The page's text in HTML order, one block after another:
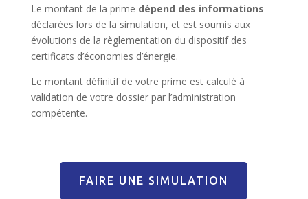
Le montant de la prime dépend des informations
déclarées lors de la simulation, et est soumis aux
évolutions de la règlementation du dispositif des
certificats d’économies d’énergie.
Le montant définitif de votre prime est calculé à
validation de votre dossier par l’administration
compétente.
FAIRE UNE SIMULATION